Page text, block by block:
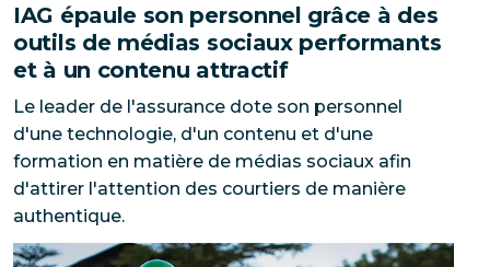
IAG épaule son personnel grâce à des
outils de médias sociaux performants
et à un contenu attractif
Le leader de l'assurance dote son personnel
d'une technologie, d'un contenu et d'une
formation en matière de médias sociaux afin
d'attirer l'attention des courtiers de manière
authentique.
Comment l'engagement de la communauté chez